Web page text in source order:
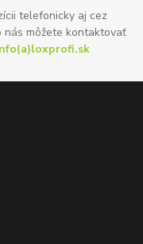
telefonicky aj cez
nás môžete kontaktovať